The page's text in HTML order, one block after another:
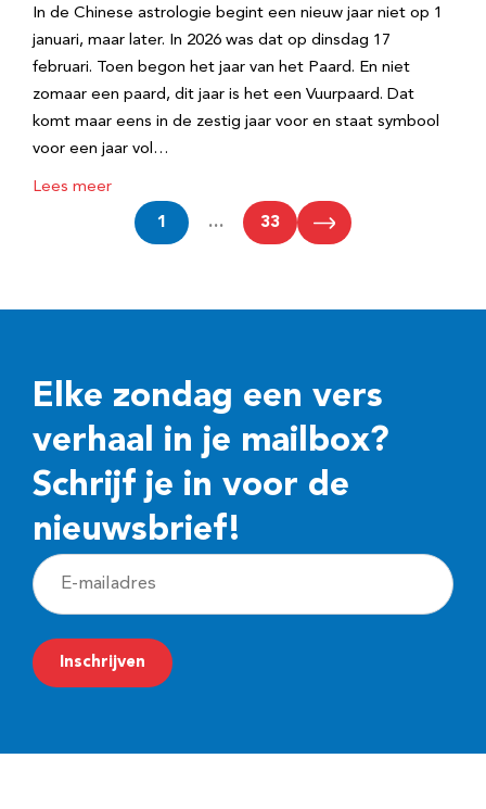
In de Chinese astrologie begint een nieuw jaar niet op 1
januari, maar later. In 2026 was dat op dinsdag 17
februari. Toen begon het jaar van het Paard. En niet
zomaar een paard, dit jaar is het een Vuurpaard. Dat
komt maar eens in de zestig jaar voor en staat symbool
voor een jaar vol…
Lees meer
1 … 33
Elke zondag een vers
verhaal in je mailbox?
Schrijf je in voor de
nieuwsbrief!
E
-
m
a
Inschrijven